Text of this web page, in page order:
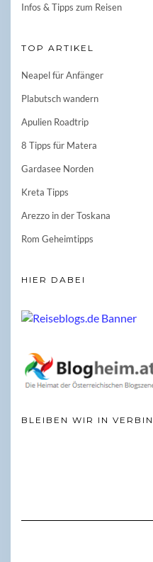
Infos & Tipps zum Reisen
TOP ARTIKEL
Neapel für Anfänger
Plabutsch wandern
Apulien Roadtrip
8 Tipps für Matera
Gardasee Norden
Kreta Tipps
Arezzo in der Toskana
Rom Geheimtipps
HIER DABEI
BLEIBEN WIR IN